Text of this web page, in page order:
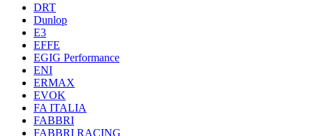
DRT
Dunlop
E3
EFFE
EGIG Performance
ENI
ERMAX
EVOK
FA ITALIA
FABBRI
FABBRI RACING